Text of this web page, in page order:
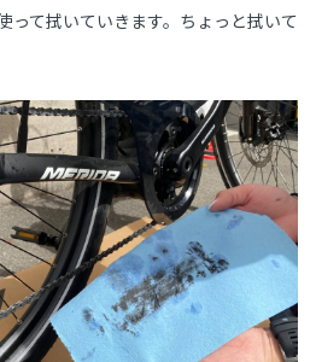
って拭いていきます。ちょっと拭いて